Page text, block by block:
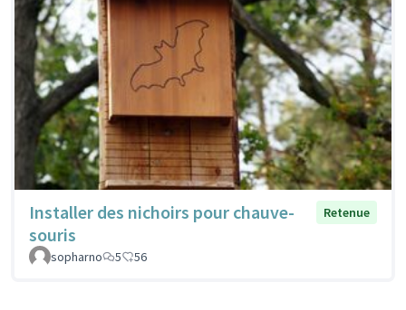
Installer des nichoirs pour chauve-
souris
Retenue
sopharno 5 56